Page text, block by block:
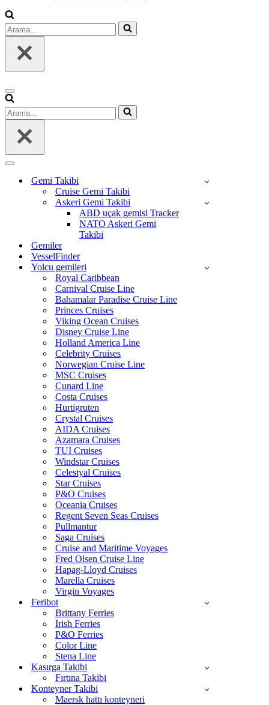
Arama...
Dolaşım
menüsü
Arama...
Dolaşım
menüsüGemi Takibi
Cruise Gemi Takibi
Askeri Gemi Takibi
ABD uçak gemisi Tracker
NATO Askeri Gemi
Takibi
Gemiler
VesselFinder
Yolcu gemileri
Royal Caribbean
Carnival Cruise Line
Bahamalar Paradise Cruise Line
Princes Cruises
Viking Ocean Cruises
Disney Cruise Line
Holland America Line
Celebrity Cruises
Norwegian Cruise Line
MSC Cruises
Cunard Line
Costa Cruises
Hurtigruten
Crystal Cruises
AIDA Cruises
Azamara Cruises
TUI Cruises
Windstar Cruises
Celestyal Cruises
Star Cruises
P&O Cruises
Oceania Cruises
Regent Seven Seas Cruises
Pullmantur
Saga Cruises
Cruise and Maritime Voyages
Fred Olsen Cruise Line
Hapag-Lloyd Cruises
Marella Cruises
Virgin Voyages
Feribot
Brittany Ferries
Irish Ferries
P&O Ferries
Color Line
Stena Line
Kasırga Takibi
Fırtına Takibi
Konteyner Takibi
Maersk hattı konteyneri